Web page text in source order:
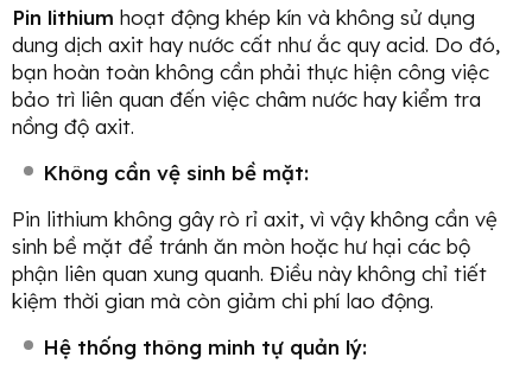
Pin lithium hoạt động khép kín và không sử dụng
dung dịch axit hay nước cất như ắc quy acid. Do đó,
bạn hoàn toàn không cần phải thực hiện công việc
bảo trì liên quan đến việc châm nước hay kiểm tra
nồng độ axit.
Không cần vệ sinh bề mặt:
Pin lithium không gây rò rỉ axit, vì vậy không cần vệ
sinh bề mặt để tránh ăn mòn hoặc hư hại các bộ
phận liên quan xung quanh. Điều này không chỉ tiết
kiệm thời gian mà còn giảm chi phí lao động.
Hệ thống thông minh tự quản lý: